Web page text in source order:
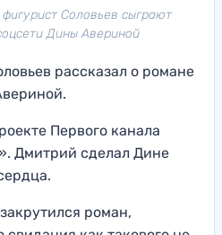
Соловьев сыграют
Дины Авериной
рассказал о романе
Первого канала
Дмитрий сделал Дине
роман,